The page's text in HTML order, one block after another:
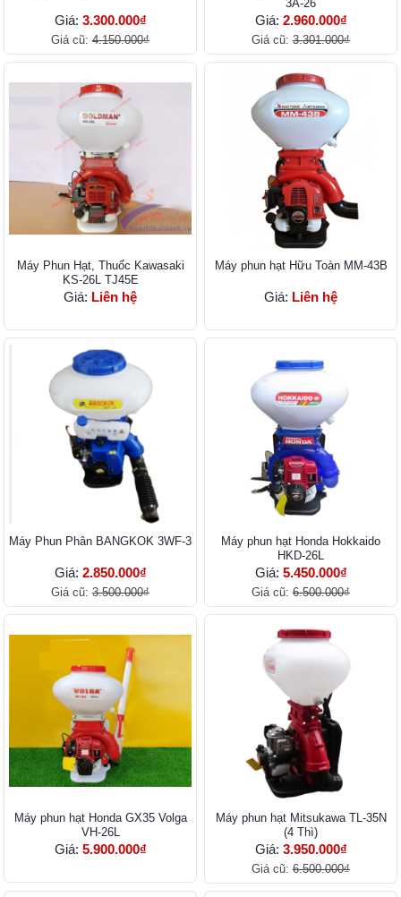
Giá: 3.300.000₫
Giá cũ: 4.150.000₫
3A-26
Giá: 2.960.000₫
Giá cũ: 3.301.000₫
Máy Phun Hạt, Thuốc Kawasaki
KS-26L TJ45E
Giá: Liên hệ
Máy phun hạt Hữu Toàn MM-43B
Giá: Liên hệ
Máy Phun Phân BANGKOK 3WF-3
Giá: 2.850.000₫
Giá cũ: 3.500.000₫
Máy phun hạt Honda Hokkaido
HKD-26L
Giá: 5.450.000₫
Giá cũ: 6.500.000₫
Máy phun hạt Honda GX35 Volga
VH-26L
Giá: 5.900.000₫
Máy phun hạt Mitsukawa TL-35N
(4 Thì)
Giá: 3.950.000₫
Giá cũ: 6.500.000₫